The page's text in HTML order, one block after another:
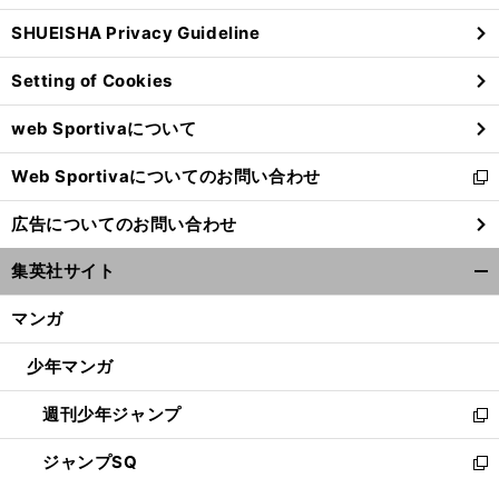
ウ
ィ
ン
ド
ウ
で
開
く
SHUEISHA Privacy Guideline
Setting of Cookies
web Sportivaについて
Web Sportivaについてのお問い合わせ
新
し
い
ウ
ィ
ン
ウ
開
く
広告についてのお問い合わせ
集英社サイト
マンガ
少年マンガ
週刊少年ジャンプ
新
し
い
ジャンプSQ
新